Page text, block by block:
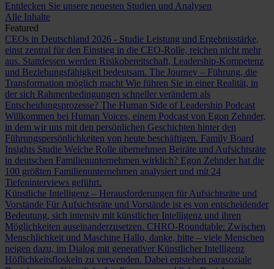
Entdecken Sie unsere neuesten Studien und Analysen
Alle Inhalte
Featured
CEOs in Deutschland 2026 - Studie Leistung und Ergebnisstärke,
einst zentral für den Einstieg in die CEO-Rolle, reichen nicht mehr
aus. Stattdessen werden Risikobereitschaft, Leadership-Kompetenz
und Beziehungsfähigkeit bedeutsam. The Journey – Führung, die
Transformation möglich macht Wie führen Sie in einer Realität, in
der sich Rahmenbedingungen schneller verändern als
Entscheidungsprozesse? The Human Side of Leadership Podcast
Willkommen bei Human Voices, einem Podcast von Egon Zehnder,
in dem wir uns mit den persönlichen Geschichten hinter den
Führungspersönlichkeiten von heute beschäftigen. Family Board
Insights Studie Welche Rolle übernehmen Beiräte und Aufsichtsräte
in deutschen Familienunternehmen wirklich? Egon Zehnder hat die
100 größten Familienunternehmen analysiert und mit 24
Tiefeninterviews geführt.
Künstliche Intelligenz – Herausforderungen für Aufsichtsräte und
Vorstände Für Aufsichtsräte und Vorstände ist es von entscheidender
Bedeutung, sich intensiv mit künstlicher Intelligenz und ihren
Möglichkeiten auseinanderzusetzen. CHRO-Roundtable: Zwischen
Menschlichkeit und Maschine Hallo, danke, bitte – viele Menschen
neigen dazu, im Dialog mit generativer Künstlicher Intelligenz
Höflichkeitsfloskeln zu verwenden. Dabei entstehen parasoziale